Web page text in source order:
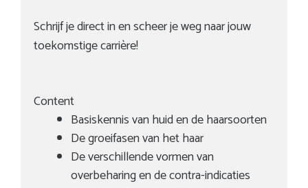
Schrijf je direct in en scheer je weg naar jouw
toekomstige carrière!
Content
Basiskennis van huid en de haarsoorten
De groeifasen van het haar
De verschillende vormen van
overbeharing en de contra-indicaties